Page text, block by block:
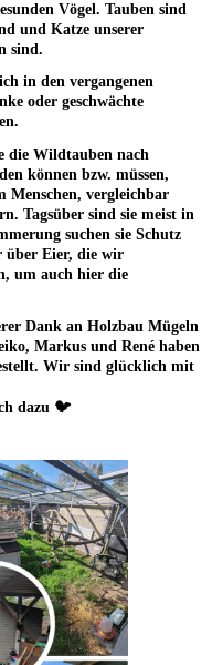
Vögel. Tauben sind
und Katze unserer
sind.
in den vergangenen
oder geschwächte
die Wildtauben nach
können bzw. müssen,
Menschen, vergleichbar
Tagsüber sind sie meist in
suchen sie Schutz
über Eier, die wir
um auch hier die
Dank an Holzbau Mügeln
Markus und René haben
Wir sind glücklich mit
dazu 🐦